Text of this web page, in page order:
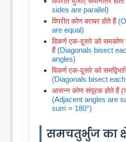
sides are parallel)
विपरीत कोण बराबर होते हैं
are equal)
विकर्ण एक-दूसरे को समकोण
हैं (Diagonals bisect
angles)
विकर्ण एक-दूसरे को
(Diagonals bisect
आसन्न कोण संपूरक होते हैं
(Adjacent angles are
sum = 180°)
समचतुर्भुज का